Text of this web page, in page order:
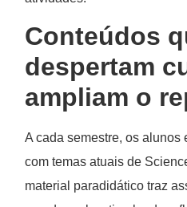
Conteúdos
despertam
ampliam o
A cada semestre, os
com temas atuais de
material paradidático traz